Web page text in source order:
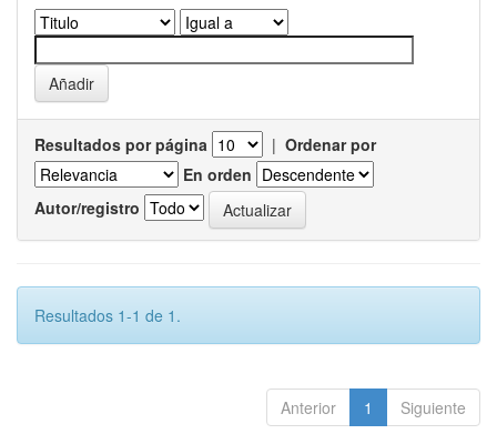
Resultados por página | Ordenar por
En orden
Autor/registro
Resultados 1-1 de 1.
Anterior 1 Siguiente